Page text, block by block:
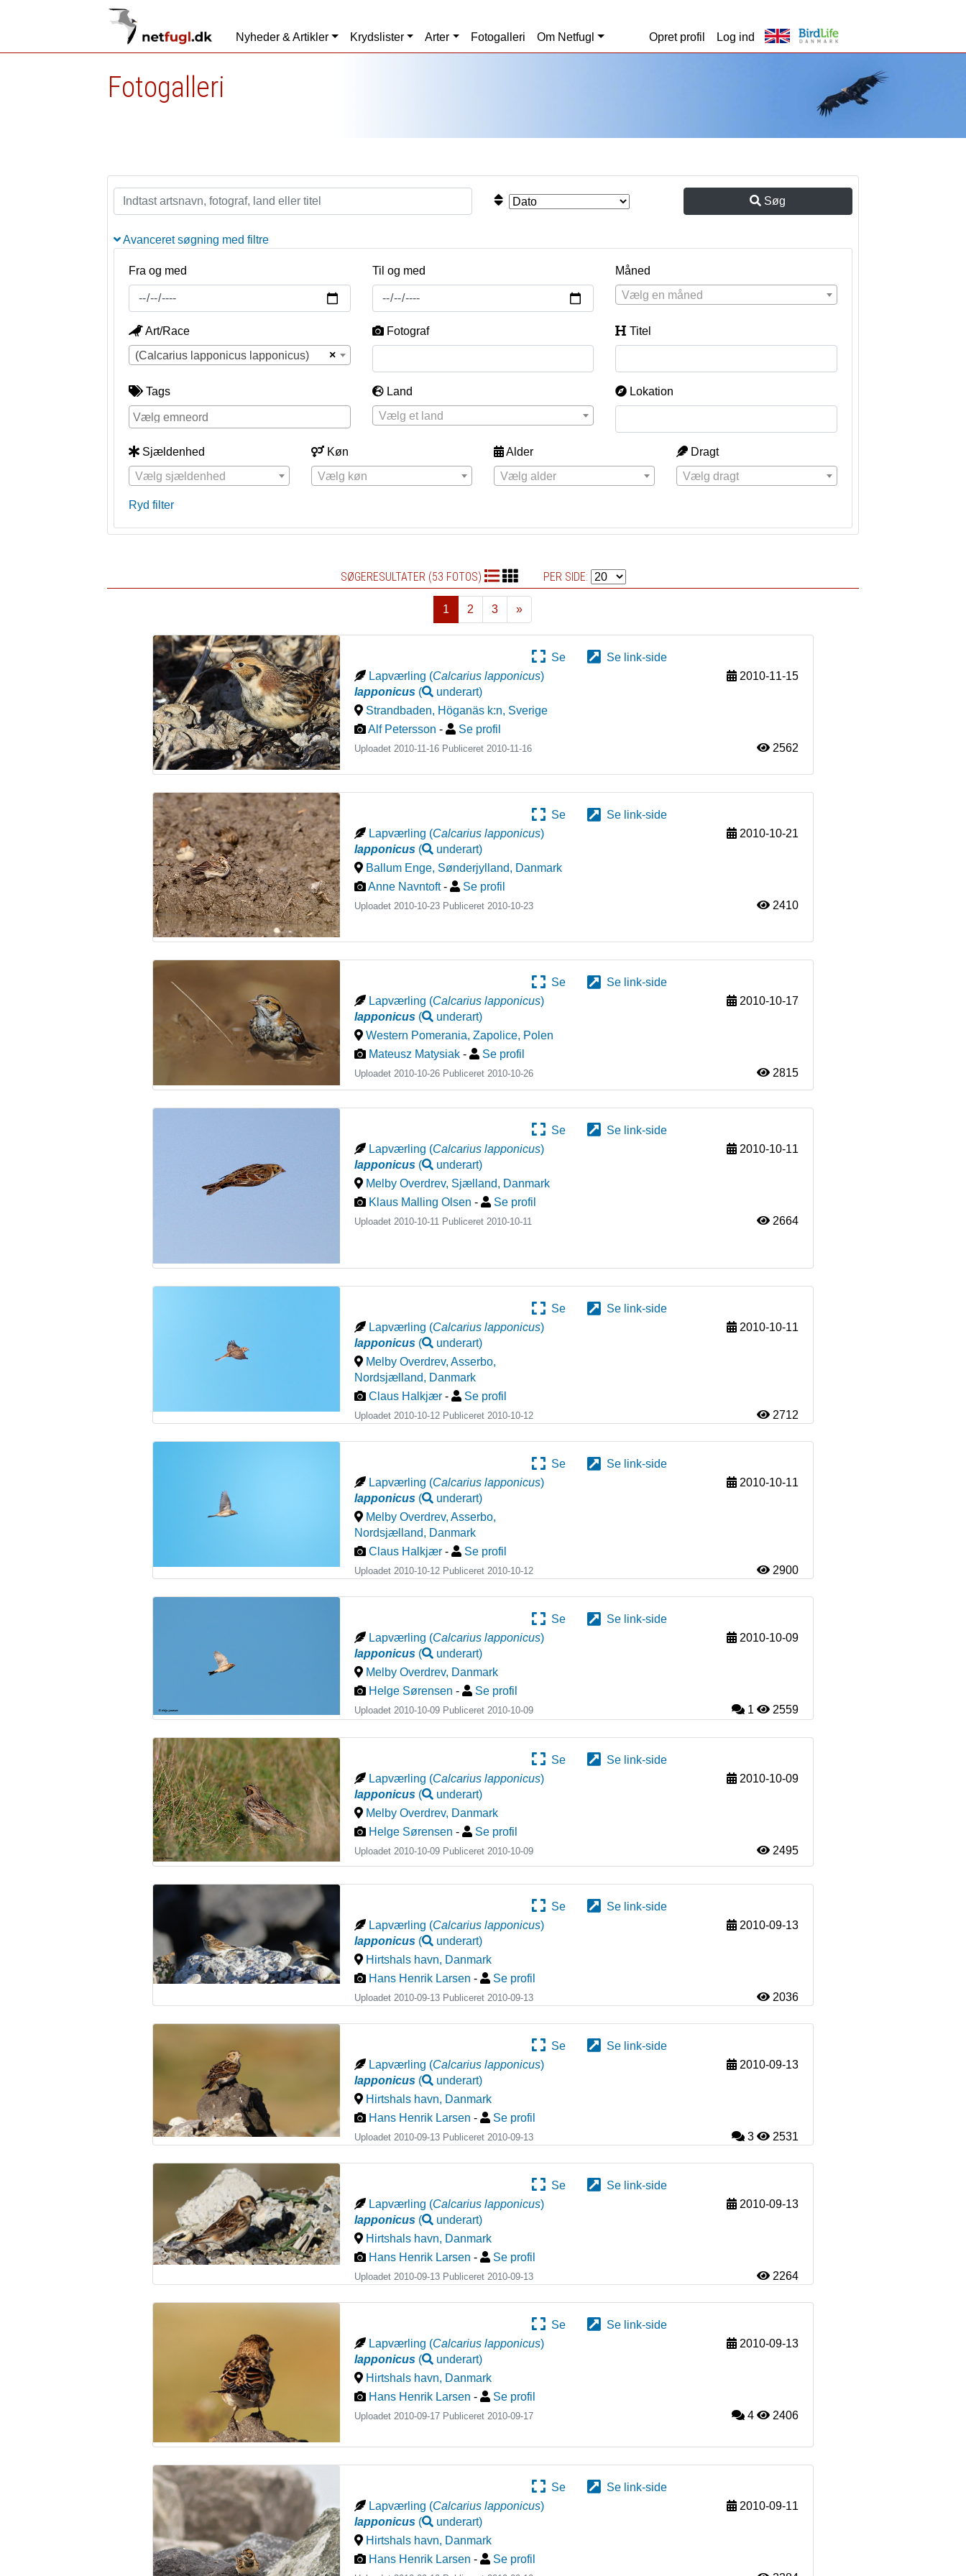
Nyheder & Artikler Krydslister Arter Fotogalleri Om Netfugl Opret profil Log ind
Fotogalleri
Søg
Avanceret søgning med filtre
Fra og med Til og med
Måned
Vælg en måned
Art/Race
×
(Calcarius lapponicus lapponicus)
Fotograf Titel
Tags
Land
Vælg et land
Lokation
Sjældenhed
Vælg sjældenhed
Køn
Vælg køn
Alder
Vælg alder
Dragt
Vælg dragt
Ryd filter
SØGERESULTATER (53 FOTOS) PER SIDE:
1 2 3
»
Næste
Se
Se link-side
Lapværling (Calcarius lapponicus)
lapponicus ( underart)
2010-11-15
Strandbaden, Höganäs k:n, Sverige
Alf Petersson - Se profil
Uploadet 2010-11-16 Publiceret2010-11-16 2562
Se
Se link-side
Lapværling (Calcarius lapponicus)
lapponicus ( underart)
2010-10-21
Ballum Enge, Sønderjylland, Danmark
Anne Navntoft - Se profil
Uploadet 2010-10-23 Publiceret2010-10-23 2410
Se
Se link-side
Lapværling (Calcarius lapponicus)
lapponicus ( underart)
2010-10-17
Western Pomerania, Zapolice, Polen
Mateusz Matysiak - Se profil
Uploadet 2010-10-26 Publiceret2010-10-26 2815
Se
Se link-side
Lapværling (Calcarius lapponicus)
lapponicus ( underart)
2010-10-11
Melby Overdrev, Sjælland, Danmark
Klaus Malling Olsen - Se profil
Uploadet 2010-10-11 Publiceret 2010-10-11 2664
Se
Se link-side
Lapværling (Calcarius lapponicus)
lapponicus ( underart)
2010-10-11
Melby Overdrev, Asserbo,
Nordsjælland, Danmark
Claus Halkjær - Se profil
Uploadet 2010-10-12 Publiceret2010-10-12 2712
Se
Se link-side
Lapværling (Calcarius lapponicus)
lapponicus ( underart)
2010-10-11
Melby Overdrev, Asserbo,
Nordsjælland, Danmark
Claus Halkjær - Se profil
Uploadet 2010-10-12 Publiceret2010-10-12 2900
Se
Se link-side
Lapværling (Calcarius lapponicus)
lapponicus ( underart)
2010-10-09
Melby Overdrev, Danmark
Helge Sørensen - Se profil
Uploadet 2010-10-09 Publiceret2010-10-09 1 2559
Se
Se link-side
Lapværling (Calcarius lapponicus)
lapponicus ( underart)
2010-10-09
Melby Overdrev, Danmark
Helge Sørensen - Se profil
Uploadet 2010-10-09 Publiceret 2010-10-09 2495
Se
Se link-side
Lapværling (Calcarius lapponicus)
lapponicus ( underart)
2010-09-13
Hirtshals havn, Danmark
Hans Henrik Larsen - Se profil
Uploadet 2010-09-13 Publiceret2010-09-13 2036
Se
Se link-side
Lapværling (Calcarius lapponicus)
lapponicus ( underart)
2010-09-13
Hirtshals havn, Danmark
Hans Henrik Larsen - Se profil
Uploadet 2010-09-13 Publiceret2010-09-13 3 2531
Se
Se link-side
Lapværling (Calcarius lapponicus)
lapponicus ( underart)
2010-09-13
Hirtshals havn, Danmark
Hans Henrik Larsen - Se profil
Uploadet 2010-09-13 Publiceret2010-09-13 2264
Se
Se link-side
Lapværling (Calcarius lapponicus)
lapponicus ( underart)
2010-09-13
Hirtshals havn, Danmark
Hans Henrik Larsen - Se profil
Uploadet 2010-09-17 Publiceret2010-09-17 4 2406
Se
Se link-side
Lapværling (Calcarius lapponicus)
lapponicus ( underart)
2010-09-11
Hirtshals havn, Danmark
Hans Henrik Larsen - Se profil